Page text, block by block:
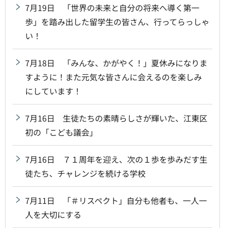
7月19日 「世界の未来と自分の将来へ導く第一
歩」を踏み出した留学生の皆さん、行ってらっしゃ
い！
7月18日 「みんな、かがやく！」夏休みになりま
すように！また元気な皆さんに会えるのを楽しみ
にしています！
7月16日 生徒たちの素晴らしさが輝いた、江東区
初の「こども議会」
7月16日 ７１周年を迎え、次の１歩を歩みだす生
徒たち、チャレンジを続ける学校
7月11日 「＃リスペクト」自分も他者も、一人一
人を大切にする